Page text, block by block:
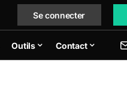
Se connecter
Outils Contact